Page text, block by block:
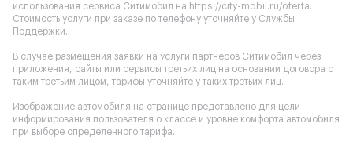
использования сервиса Ситимобил на https://city-mobil.ru/oferta.
Стоимость услуги при заказе по телефону уточняйте у Службы
Поддержки.
В случае размещения заявки на услуги партнеров Ситимобил через
приложения, сайты или сервисы третьих лиц на основании договора с
таким третьим лицом, тарифы уточняйте у таких третьих лиц.
Изображение автомобиля на странице представлено для цели
информирования пользователя о классе и уровне комфорта автомобиля
при выборе определенного тарифа.